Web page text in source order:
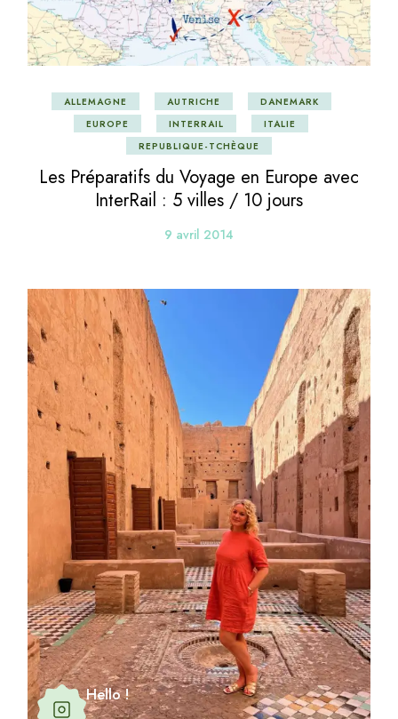
ALLEMAGNE AUTRICHE
DANEMARK
EUROPE
INTERRAIL
ITALIE
REPUBLIQUE-TCHÈQUE
Les Préparatifs du Voyage en Europe avec
InterRail : 5 villes / 10 jours
9 avril 2014
Hello !